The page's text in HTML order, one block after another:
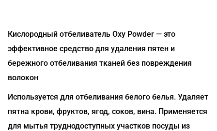
Кислородный отбеливатель Oxy Powder — это
эффективное средство для удаления пятен и
бережного отбеливания тканей без повреждения
волокон
Используется для отбеливания белого белья. Удаляет
пятна крови, фруктов, ягод, соков, вина. Применяется
для мытья труднодоступных участков посуды из